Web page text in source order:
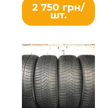
2 750 грн/
шт.